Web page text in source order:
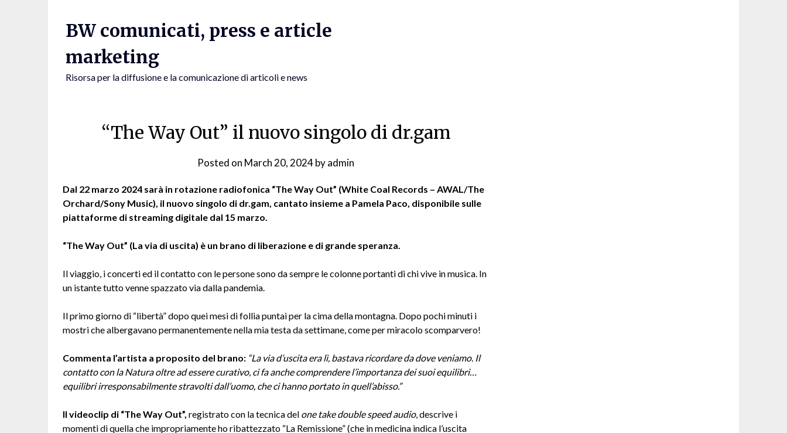
BW comunicati, press e article
marketing
Risorsa per la diffusione e la comunicazione di articoli e news
“The Way Out” il nuovo singolo di dr.gam
Posted on March 20, 2024byadmin
Dal 22 marzo 2024 sarà in rotazione radiofonica “The Way Out” (White Coal Records – AWAL/The
Orchard/Sony Music), il nuovo singolo di dr.gam, cantato insieme a Pamela Paco, disponibile sulle
piattaforme di streaming digitale dal 15 marzo.
“The Way Out” (La via di uscita) è un brano di liberazione e di grande speranza.
Il viaggio, i concerti ed il contatto con le persone sono da sempre le colonne portanti di chi vive in musica. In
un istante tutto venne spazzato via dalla pandemia.
Il primo giorno di “libertà” dopo quei mesi di follia puntai per la cima della montagna. Dopo pochi minuti i
mostri che albergavano permanentemente nella mia testa da settimane, come per miracolo scomparvero!
Commenta l’artista a proposito del brano: “La via d’uscita era lì, bastava ricordare da dove veniamo. Il
contatto con la Natura oltre ad essere curativo, ci fa anche comprendere l’importanza dei suoi equilibri…
equilibri irresponsabilmente stravolti dall’uomo, che ci hanno portato in quell’abisso.”
Il videoclip di “The Way Out”, registrato con la tecnica del one take double speed audio, descrive i
momenti di quella che impropriamente ho ribattezzato “La Remissione” (che in medicina indica l’uscita